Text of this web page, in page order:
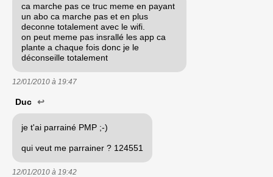
ca marche pas ce truc meme en payant
un abo ca marche pas et en plus
deconne totalement avec le wifi.
on peut meme pas insrallé les app ca
plante a chaque fois donc je le
déconseille totalement
12/01/2010 à 19:47
Duc ↩
je t'ai parrainé PMP ;-)
qui veut me parrainer ? 124551
12/01/2010 à 19:42